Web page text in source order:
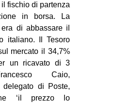
ARTE
fischio di partenza
in borsa. La
di abbassare il
italiano. Il Tesoro
mercato il 34,7%
un ricavato di 3
Caio,
delegato di Poste,
‘il prezzo lo